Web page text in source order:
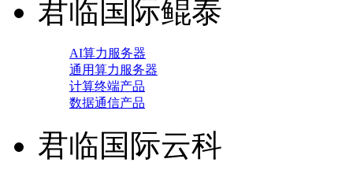
君临国际鲲泰
AI算力服务器
通用算力服务器
计算终端产品
数据通信产品
君临国际云科